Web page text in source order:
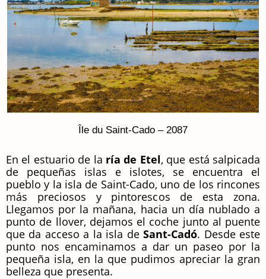
Île du Saint-Cado – 2087
En el estuario de la ría de Etel, que está salpicada
de pequeñas islas e islotes, se encuentra el
pueblo y la isla de Saint-Cado, uno de los rincones
más preciosos y pintorescos de esta zona.
Llegamos por la mañana, hacia un día nublado a
punto de llover, dejamos el coche junto al puente
que da acceso a la isla deSant-Cadó. Desde este
punto nos encaminamos a dar un paseo por la
pequeña isla, en la que pudimos apreciar la gran
belleza que presenta.